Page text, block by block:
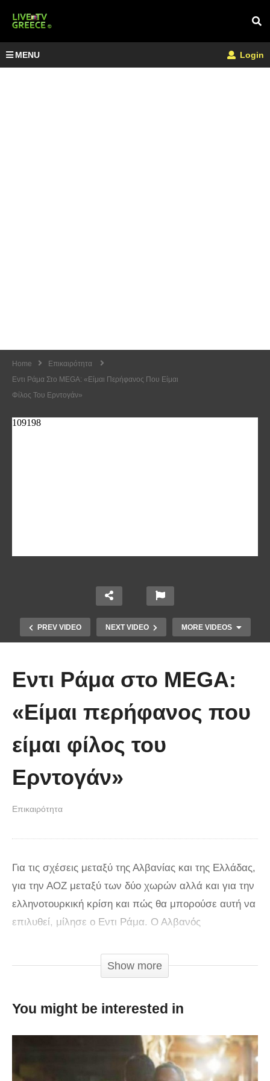
MENU Login
Home
Επικαιρότητα
Εντι Ράμα Στο MEGA: «Είμαι Περήφανος Που Είμαι
Φίλος Του Ερντογάν»
PREV VIDEO NEXT VIDEO MORE VIDEOS
πρώτη στιγμή και συγκίνησε το
νοηματική με ένα μικρό κορίτσι
Εντι Ράμα στο MEGA:
«Είμαι περήφανος που
είμαι φίλος του
Ερντογάν»
Επικαιρότητα
Για τις σχέσεις μεταξύ της Αλβανίας και της Ελλάδας,
για την ΑΟΖ μεταξύ των δύο χωρών αλλά και για την
ελληνοτουρκική κρίση και πώς θα μπορούσε αυτή να
επιλυθεί, μίλησε ο Εντι Ράμα. Ο Αλβανός
παραχώρησε στο Mega και τον δημοσιογράφο Γιάννη
εξηγεί γιατί η Αλβανία δεν αποδέχθηκε τη συμφωνία
ενώ δεν αποδέχεται ότι καταπατώνται τα δικαιώματα
της ελληνικής μειονότητας στη Βόρεια Ήπειρο. Σε ό,τι
Show more
You might be interested in